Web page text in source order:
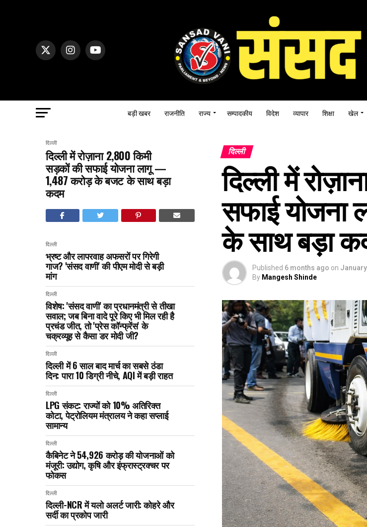
बड़ी खबर राजनीति राज्य सम्पादकीय विदेश व्यापार शिक्षा खेल
दिल्ली
दिल्ली में रोज़ाना 2,800 किमी
सड़कों की सफाई योजना लागू —
₹1,487 करोड़ के बजट के साथ बड़ा
कदम
दिल्ली
भ्रष्ट और लापरवाह अफसरों पर गिरेगी
गाज? 'संसद वाणी' की पीएम मोदी से बड़ी
मांग
दिल्ली
विशेष: 'संसद वाणी' का प्रधानमंत्री से तीखा
सवाल; जब बिना वादे पूरे किए भी मिल रही है
प्रचंड जीत, तो 'प्रेस कॉन्फ्रेंस' के
चक्रव्यूह से कैसा डर मोदी जी?
दिल्ली
दिल्ली में 6 साल बाद मार्च का सबसे ठंडा
दिन: पारा 10 डिग्री नीचे, AQI में बड़ी राहत
दिल्ली
LPG संकट: राज्यों को 10% अतिरिक्त
कोटा, पेट्रोलियम मंत्रालय ने कहा सप्लाई
सामान्य
दिल्ली
कैबिनेट ने ₹54,926 करोड़ की योजनाओं को
मंजूरी: उद्योग, कृषि और इंफ्रास्ट्रक्चर पर
फोकस
दिल्ली
दिल्ली-NCR में यलो अलर्ट जारी: कोहरे और
सर्दी का प्रकोप जारी
दिल्ली
दिल्ली में
सफाई योजना
के साथ बड़ा
Published 6 months ago on
By Mangesh Shinde